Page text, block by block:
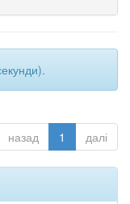
назад 1 далі